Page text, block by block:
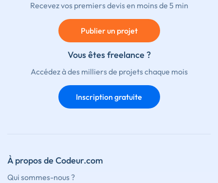
Recevez vos premiers devis en moins de 5 min
Publier un projet
Vous êtes freelance ?
Accédez à des milliers de projets chaque mois
Inscription gratuite
À propos de Codeur.com
Qui sommes-nous ?